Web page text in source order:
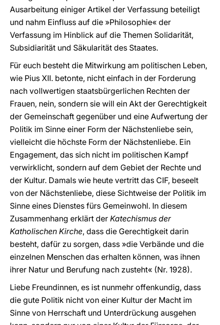
Ausarbeitung einiger Artikel der Verfassung beteiligt
und nahm Einfluss auf die »Philosophie« der
Verfassung im Hinblick auf die Themen Solidarität,
Subsidiarität und Säkularität des Staates.
Für euch besteht die Mitwirkung am politischen Leben,
wie Pius XII. betonte, nicht einfach in der Forderung
nach vollwertigen staatsbürgerlichen Rechten der
Frauen, nein, sondern sie will ein Akt der Gerechtigkeit
der Gemeinschaft gegenüber und eine Aufwertung der
Politik im Sinne einer Form der Nächstenliebe sein,
vielleicht die höchste Form der Nächstenliebe. Ein
Engagement, das sich nicht im politischen Kampf
verwirklicht, sondern auf dem Gebiet der Rechte und
der Kultur. Damals wie heute vertritt das CIF, beseelt
von der Nächstenliebe, diese Sichtweise der Politik im
Sinne eines Dienstes fürs Gemeinwohl. In diesem
Zusammenhang erklärt der Katechismus der
Katholischen Kirche, dass die Gerechtigkeit darin
besteht, dafür zu sorgen, dass »die Verbände und die
einzelnen Menschen das erhalten können, was ihnen
ihrer Natur und Berufung nach zusteht« (Nr. 1928).
Liebe Freundinnen, es ist nunmehr offenkundig, dass
die gute Politik nicht von einer Kultur der Macht im
Sinne von Herrschaft und Unterdrückung ausgehen